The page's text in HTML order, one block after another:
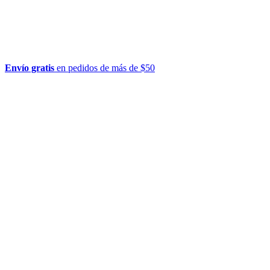
Envío gratis en pedidos de más de $50